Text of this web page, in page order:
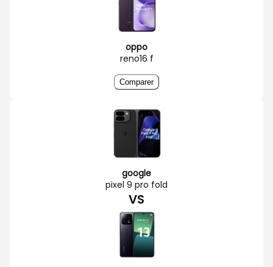
oppo
reno16 f
Comparer
google
pixel 9 pro fold
VS